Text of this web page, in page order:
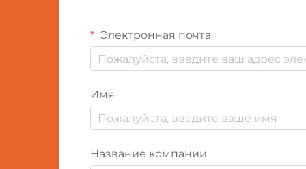
Электронная почта
Имя
Название компании